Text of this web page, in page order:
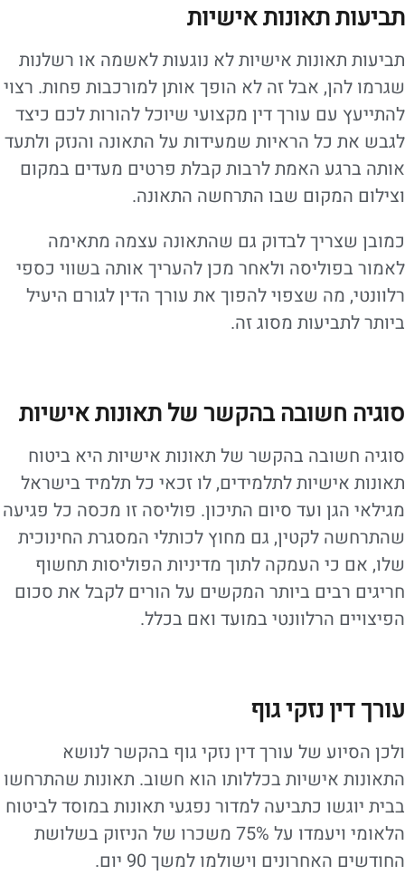
תביעות תאונות אישיות
תביעות תאונות אישיות לא נוגעות לאשמה או רשלנות
שגרמו להן, אבל זה לא הופך אותן למורכבות פחות. רצוי
להתייעץ עם עורך דין מקצועי שיוכל להורות לכם כיצד
לגבש את כל הראיות שמעידות על התאונה והנזק ולתעד
אותה ברגע האמת לרבות קבלת פרטים מעדים במקום
וצילום המקום שבו התרחשה התאונה.
כמובן שצריך לבדוק גם שהתאונה עצמה מתאימה
לאמור בפוליסה ולאחר מכן להעריך אותה בשווי כספי
רלוונטי, מה שצפוי להפוך את עורך הדין לגורם היעיל
ביותר לתביעות מסוג זה.
סוגיה חשובה בהקשר של תאונות אישיות
סוגיה חשובה בהקשר של תאונות אישיות היא ביטוח
תאונות אישיות לתלמידים, לו זכאי כל תלמיד בישראל
מגילאי הגן ועד סיום התיכון. פוליסה זו מכסה כל פגיעה
שהתרחשה לקטין, גם מחוץ לכותלי המסגרת החינוכית
שלו, אם כי העמקה לתוך מדיניות הפוליסות תחשוף
חריגים רבים ביותר המקשים על הורים לקבל את סכום
הפיצויים הרלוונטי במועד ואם בכלל.
עורך דין נזקי גוף
ולכן הסיוע של עורך דין נזקי גוף בהקשר לנושא
התאונות אישיות בכללותו הוא חשוב. תאונות שהתרחשו
בבית יוגשו כתביעה למדור נפגעי תאונות במוסד לביטוח
הלאומי ויעמדו על 75% משכרו של הניזוק בשלושת
החודשים האחרונים וישולמו למשך 90 יום.